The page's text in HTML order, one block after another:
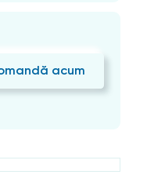
acum